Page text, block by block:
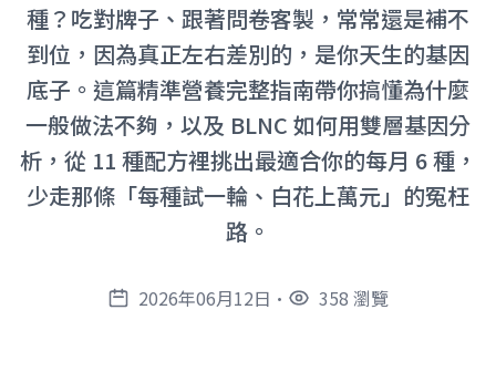
種？吃對牌子、跟著問卷客製，常常還是補不
到位，因為真正左右差別的，是你天生的基因
底子。這篇精準營養完整指南帶你搞懂為什麼
一般做法不夠，以及 BLNC 如何用雙層基因分
析，從 11 種配方裡挑出最適合你的每月 6 種，
少走那條「每種試一輪、白花上萬元」的冤枉
路。
2026年06月12日 • 358 瀏覽